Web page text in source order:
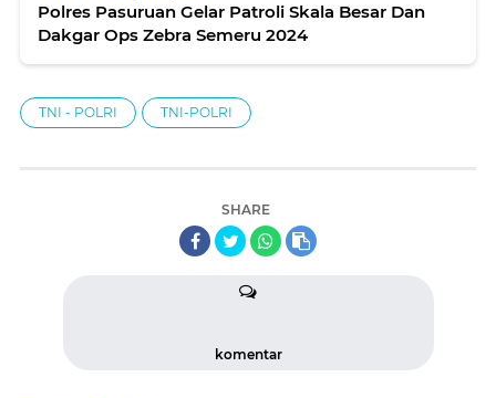
Polres Pasuruan Gelar Patroli Skala Besar Dan
Dakgar Ops Zebra Semeru 2024
TNI - POLRI TNI-POLRI
SHARE
komentar